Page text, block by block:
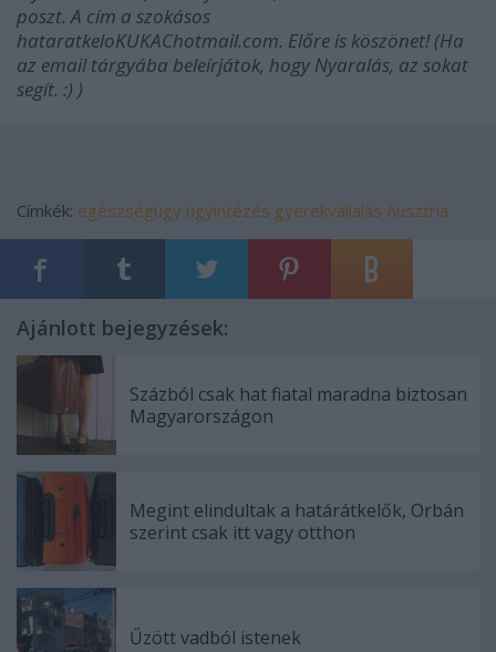
poszt. A cím a szokásos
hataratkeloKUKAChotmail.com. Előre is köszönet! (Ha
az email tárgyába beleírjátok, hogy Nyaralás, az sokat
segít. :) )
Címkék: egészségügy ügyintézés gyerekvállalás Ausztria
Ajánlott bejegyzések:
Százból csak hat fiatal maradna biztosan
Magyarországon
Megint elindultak a határátkelők, Orbán
szerint csak itt vagy otthon
Űzött vadból istenek